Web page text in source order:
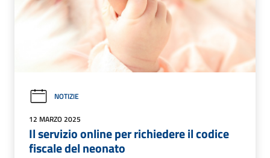
NOTIZIE
12 MARZO 2025
Il servizio online per richiedere il codice
fiscale del neonato